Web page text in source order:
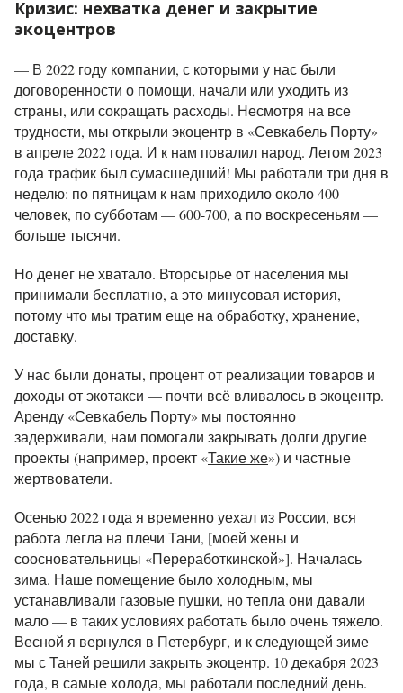
Кризис: нехватка денег и закрытие
экоцентров
— В 2022 году компании, с которыми у нас были
договоренности о помощи, начали или уходить из
страны, или сокращать расходы. Несмотря на все
трудности, мы открыли экоцентр в «Севкабель Порту»
в апреле 2022 года. И к нам повалил народ. Летом 2023
года трафик был сумасшедший! Мы работали три дня в
неделю: по пятницам к нам приходило около 400
человек, по субботам — 600-700, а по воскресеньям —
больше тысячи.
Но денег не хватало. Вторсырье от населения мы
принимали бесплатно, а это минусовая история,
потому что мы тратим еще на обработку, хранение,
доставку.
У нас были донаты, процент от реализации товаров и
доходы от экотакси — почти всё вливалось в экоцентр.
Аренду «Севкабель Порту» мы постоянно
задерживали, нам помогали закрывать долги другие
проекты (например, проект «Такие же») и частные
жертвователи.
Осенью 2022 года я временно уехал из России, вся
работа легла на плечи Тани, [моей жены и
соосновательницы «Переработкинской»]. Началась
зима. Наше помещение было холодным, мы
устанавливали газовые пушки, но тепла они давали
мало — в таких условиях работать было очень тяжело.
Весной я вернулся в Петербург, и к следующей зиме
мы с Таней решили закрыть экоцентр. 10 декабря 2023
года, в самые холода, мы работали последний день.